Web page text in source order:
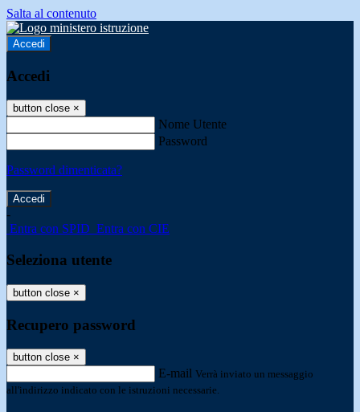
Salta al contenuto
Accedi
Accedi
button close ×
Nome Utente
Password
Password dimenticata?
-
Entra con SPID Entra con CIE
Seleziona utente
button close ×
Recupero password
button close ×
E-mail Verrà inviato un messaggio
all'indirizzo indicato con le istruzioni necessarie.